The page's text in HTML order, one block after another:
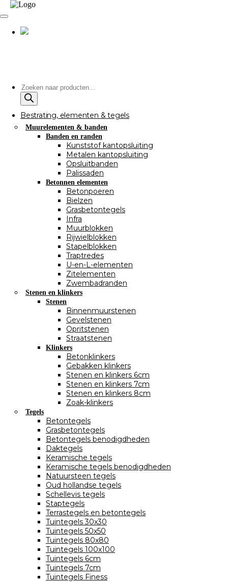
Producten
zoeken
Bestrating, elementen & tegels
Muurelementen & banden
Banden en randen
Kunststof kantopsluiting
Metalen kantopsluiting
Opsluitbanden
Palissaden
Betonnen elementen
Betonpoeren
Bielzen
Grasbetontegels
Infra
Muurblokken
Rijwielblokken
Stapelblokken
Traptredes
U-en-L-elementen
Zitelementen
Zwembadranden
Stenen en klinkers
Stenen
Binnenmuurstenen
Gevelstenen
Opritstenen
Straatstenen
Klinkers
Betonklinkers
Gebakken klinkers
Stenen en klinkers 6cm
Stenen en klinkers 7cm
Stenen en klinkers 8cm
Zoak-klinkers
Tegels
Betontegels
Grasbetontegels
Betontegels benodigdheden
Daktegels
Keramische tegels
Keramische tegels benodigdheden
Natuursteen tegels
Oud hollandse tegels
Schellevis tegels
Staptegels
Terrastegels en betontegels
Tuintegels 30x30
Tuintegels 50x50
Tuintegels 80x80
Tuintegels 100x100
Tuintegels 6cm
Tuintegels 7cm
Tuintegels Finess